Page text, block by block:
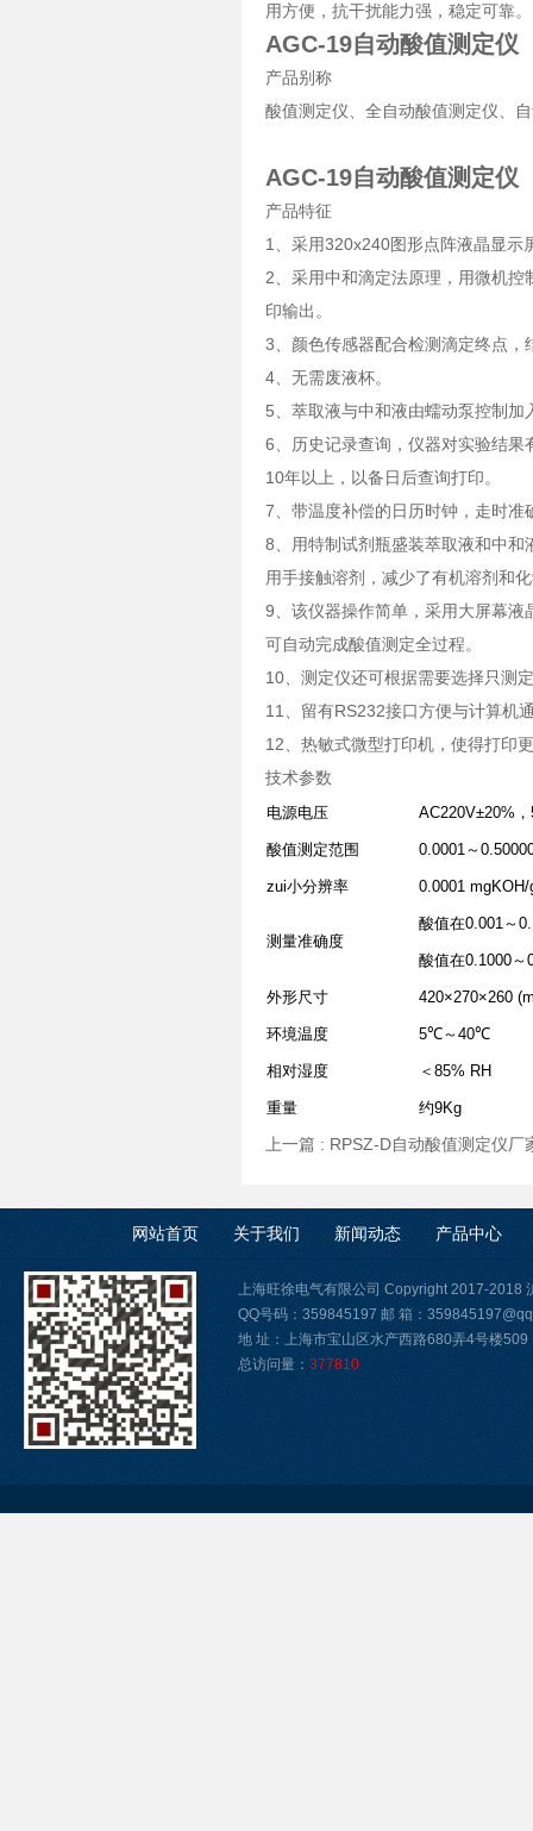
用方便，抗干扰能力强，稳定可靠。
AGC-19自动酸值测定仪
产品别称
酸值测定仪、全自动酸值测定仪、
AGC-19自动酸值测定仪
产品特征
1、采用320x240图形点阵液晶显示
2、采用中和滴定法原理，用微机
印输出。
3、颜色传感器配合检测滴定终点，
4、无需废液杯。
5、萃取液与中和液由蠕动泵控制加
6、历史记录查询，仪器对实验结
10年以上，以备日后查询打印。
7、带温度补偿的日历时钟，走时
8、用特制试剂瓶盛装萃取液和中
用手接触溶剂，减少了有机溶剂和
9、该仪器操作简单，采用大屏幕
可自动完成酸值测定全过程。
10、测定仪还可根据需要选择只测
11、留有RS232接口方便与计算机
12、热敏式微型打印机，使得打印
技术参数
电源电压 AC220V±20%
酸值测定范围 0.0001～
zui小分辨率 0.0001 mgKOH/
测量准确度
酸值在0.001～
酸值在0.1000～
外形尺寸 420×270×260
环境温度 5℃～40℃
相对湿度 ＜85% RH
重量 约9Kg
上一篇 : RPSZ-D自动酸值测定仪厂
网站首页 关于我们 新闻动态 产品中心
上海旺徐电气有限公司 Copyright 2017-2018
QQ号码：359845197 邮 箱：
地 址：上海市宝山区水产西路680弄4号楼509
总访问量： 377810